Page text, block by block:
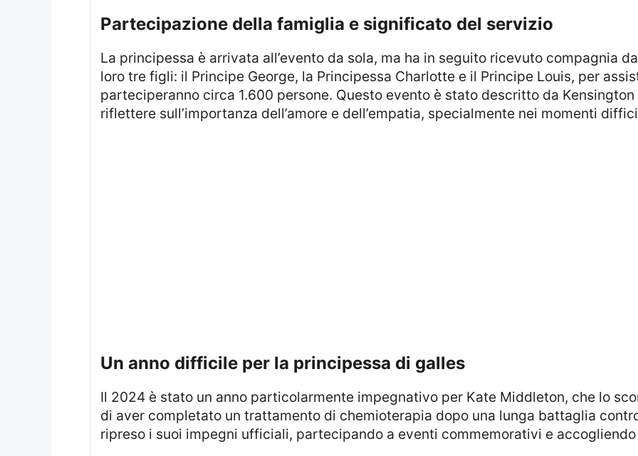
partecipazione della famiglia e significato del servizio
La principessa è arrivata all’evento da sola, ma ha in seguito ricevuto compagnia dal marito, il Principe William, e dai
loro tre figli: il Principe George, la Principessa Charlotte e il Principe Louis, per
parteciperanno circa 1.600 persone. Questo evento è stato descritto da
riflettere sull’importanza dell’amore e dell’empatia, specialmente nei momenti
un anno difficile per la principessa di galles
Il 2024 è stato un anno particolarmente impegnativo per Kate Middleton, che lo scorso settembre aveva annunciato
di aver completato un trattamento di chemioterapia dopo una lunga battaglia
ripreso i suoi impegni ufficiali, partecipando a eventi commemorativi e